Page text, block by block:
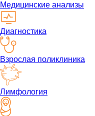
Медицинские анализы
Диагностика
Взрослая поликлиника
Лимфология